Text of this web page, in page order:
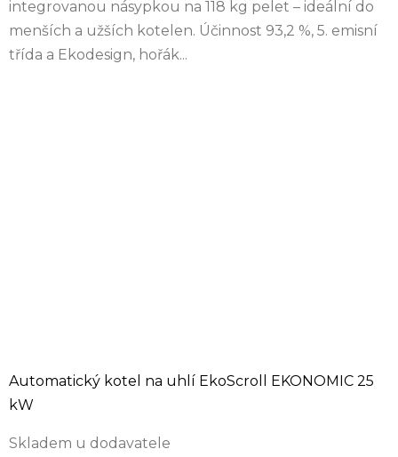
integrovanou násypkou na 118 kg pelet – ideální do
menších a užších kotelen. Účinnost 93,2 %, 5. emisní
třída a Ekodesign, hořák...
Automatický kotel na uhlí EkoScroll EKONOMIC 25
kW
Skladem u dodavatele